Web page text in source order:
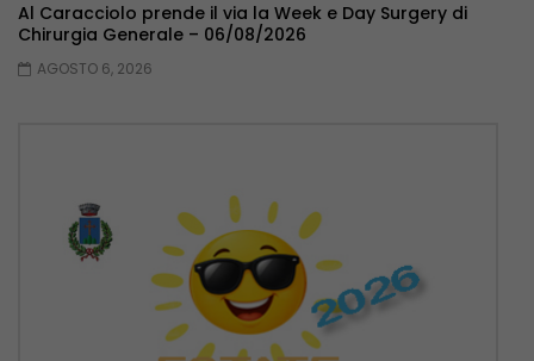
Al Caracciolo prende il via la Week e Day Surgery di
Chirurgia Generale – 06/08/2026
AGOSTO 6, 2026